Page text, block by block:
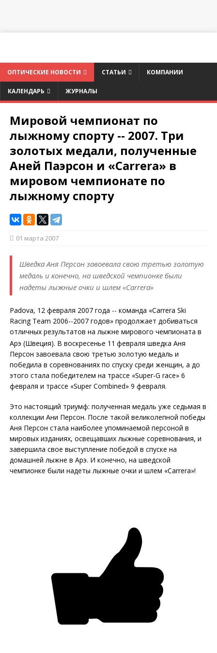
ОПТИЧЕСКИЕ НОВОСТИ СТАТЬИ КОМПАНИИ
КАЛЕНДАРЬ ЖУРНАЛЫ
Мировой чемпионат по
лыжному спорту -- 2007. Три
золотых медали, полученные
Аней Паэрсон и «Carrera» в
мировом чемпионате по
лыжному спорту
01 марта 2007
Шведка Аня Персон завоевала свою третью золотую
медаль и конечно, на шведской чемпионке были
надеты лыжные очки и шлем «Carrera»
Padova, 12 февраля 2007 года -- команда «Carrera Ski
Racing Team 2006--2007 годов» продолжает добиваться
отличных результатов на лыжне мирового чемпионата в
Арэ (Швеция). В воскресенье 11 февраля шведка Аня
Персон завоевала свою третью золотую медаль и
победила в соревнованиях по спуску среди женщин, а до
этого стала победителем на трассе «Super-G race» 6
февраля и трассе «Super Combined» 9 февраля.
Это настоящий триумф: полученная медаль уже седьмая в
коллекции Ани Персон. После такой великолепной победы
Аня Персон стала наиболее упоминаемой персоной в
мировых изданиях, освещавших лыжные соревнования, и
завершила свое выступление победой в спуске на
домашней лыжне в Арэ. И конечно, на шведской
чемпионке были надеты лыжные очки и шлем «Carrera»!